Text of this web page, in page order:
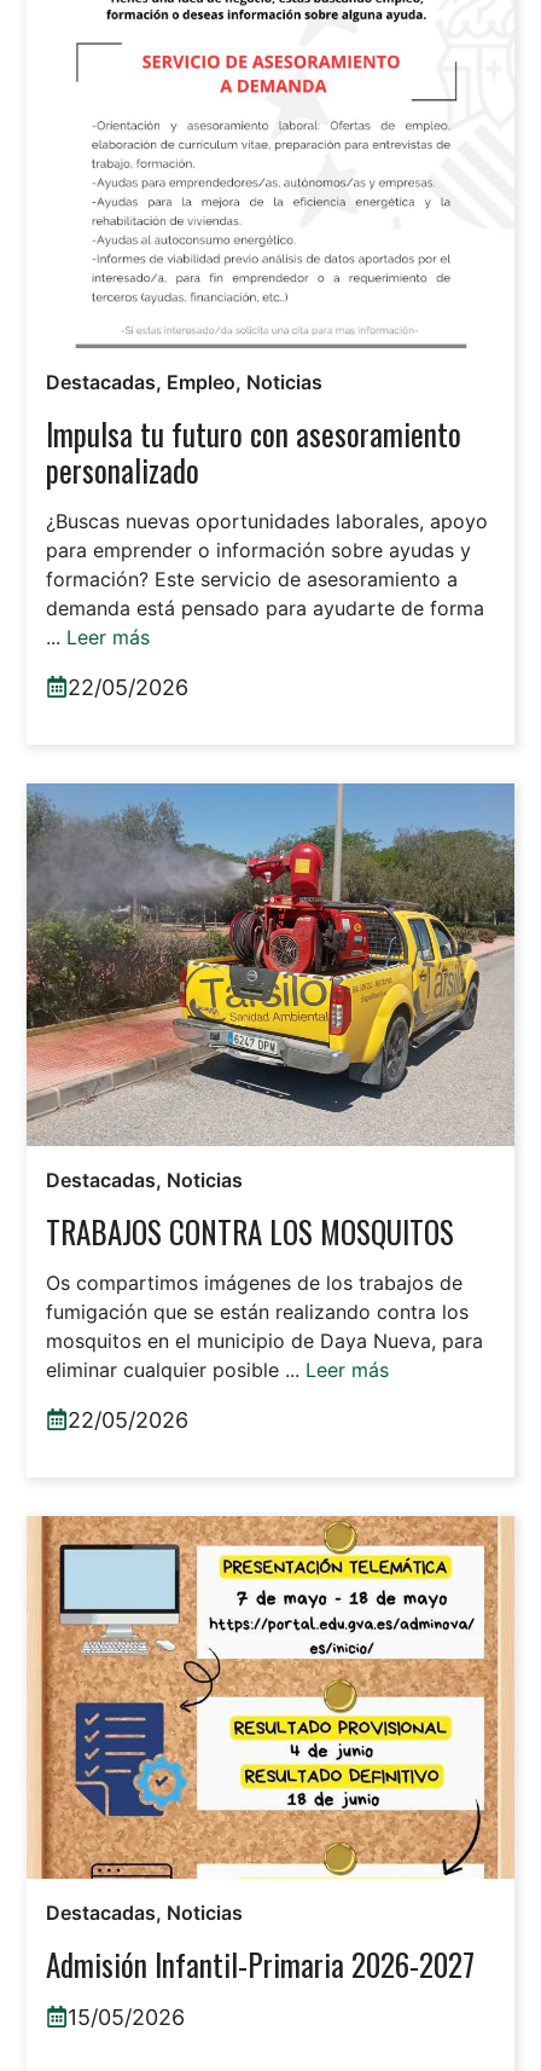
Destacadas, Empleo, Noticias
Impulsa tu futuro con asesoramiento
personalizado
¿Buscas nuevas oportunidades laborales, apoyo
para emprender o información sobre ayudas y
formación? Este servicio de asesoramiento a
demanda está pensado para ayudarte de forma
... Leer más
22/05/2026
Destacadas, Noticias
TRABAJOS CONTRA LOS MOSQUITOS
Os compartimos imágenes de los trabajos de
fumigación que se están realizando contra los
mosquitos en el municipio de Daya Nueva, para
eliminar cualquier posible ... Leer más
22/05/2026
Destacadas, Noticias
Admisión Infantil-Primaria 2026-2027
15/05/2026